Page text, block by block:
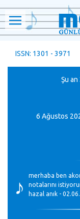
ISSN: 1301 - 3971
Şu
6 Ağustos
♪
merhaba ben
notalarını
hazal anık -